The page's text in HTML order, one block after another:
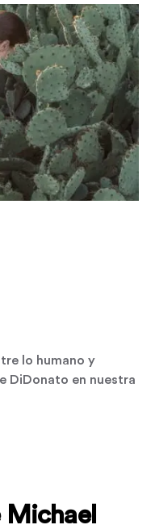
lo humano y
DiDonato en nuestra
Michael